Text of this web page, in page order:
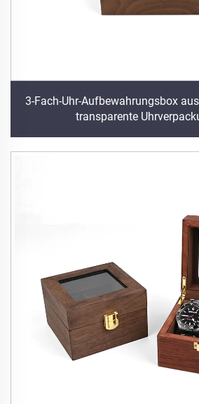
3-Fach-Uhr-Aufbewahrungsbox
transparente